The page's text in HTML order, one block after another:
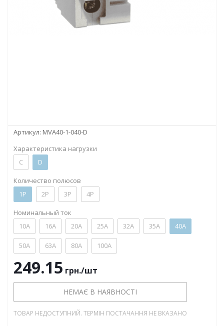
Артикул: MVA40-1-040-D
Характеристика нагрузки
C
D
Количество полюсов
1P
2P 3P 4P
Номинальный ток
10А
16А 20А 25А 32А 35А 40А
50А 63А 80А 100А
249.15 грн./шт
НЕМАЄ В НАЯВНОСТІ
ТОВАР НЕДОСТУПНИЙ. ТЕРМІН ПОСТАЧАННЯ НЕ ВКАЗАНО